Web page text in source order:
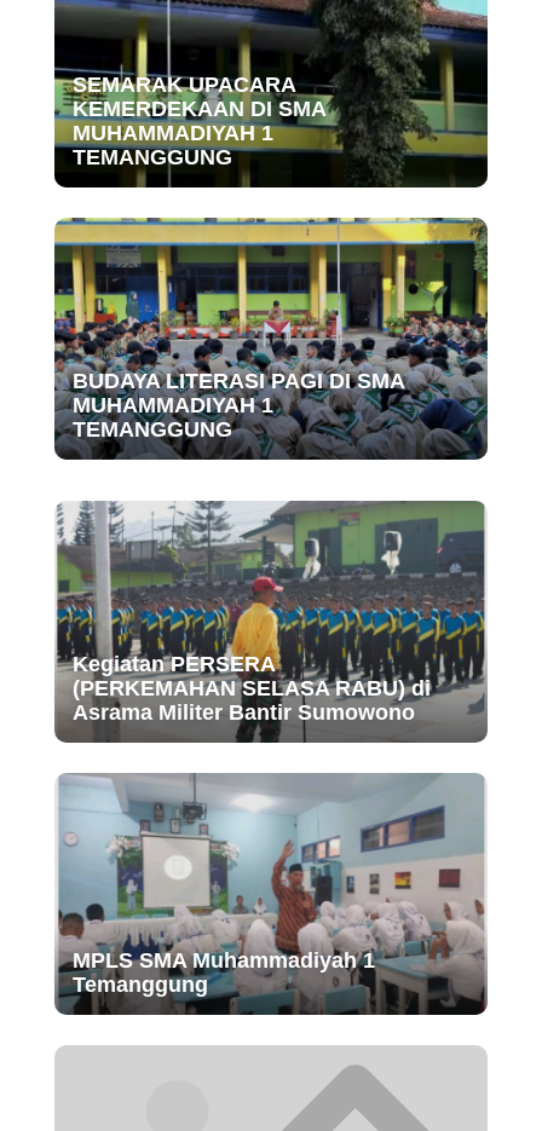
SEMARAK UPACARA
KEMERDEKAAN DI SMA
MUHAMMADIYAH 1
TEMANGGUNG
BUDAYA LITERASI PAGI DI SMA
MUHAMMADIYAH 1
TEMANGGUNG
Kegiatan PERSERA
(PERKEMAHAN SELASA RABU) di
Asrama Militer Bantir Sumowono
MPLS SMA Muhammadiyah 1
Temanggung